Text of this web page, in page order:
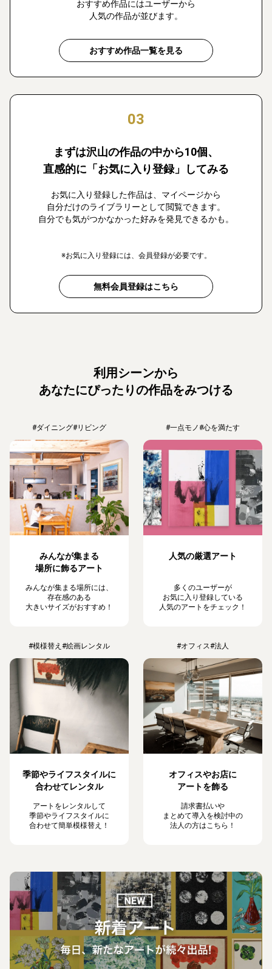
おすすめ作品にはユーザーから
人気の作品が並びます。
おすすめ作品一覧を見る
03
まずは沢山の作品の中から10個、
直感的に「お気に入り登録」してみる
お気に入り登録した作品は、マイページから
自分だけのライブラリーとして閲覧できます。
自分でも気がつかなかった好みを発見できるかも。
※お気に入り登録には、会員登録が必要です。
無料会員登録はこちら
利用シーンから
あなたにぴったりの作品をみつける
#ダイニング#リビング
みんなが集まる
場所に飾るアート
みんなが集まる場所には、
存在感のある
大きいサイズがおすすめ！
#一点モノ#心を満たす
人気の厳選アート
多くのユーザーが
お気に入り登録している
人気のアートをチェック！
#模様替え #絵画レンタル
季節やライフスタイルに
合わせてレンタル
アートをレンタルして
季節やライフスタイルに
合わせて簡単模様替え！
#オフィス#法人
オフィスやお店に
アートを飾る
請求書払いや
まとめて導入を検討中の
法人の方はこちら！